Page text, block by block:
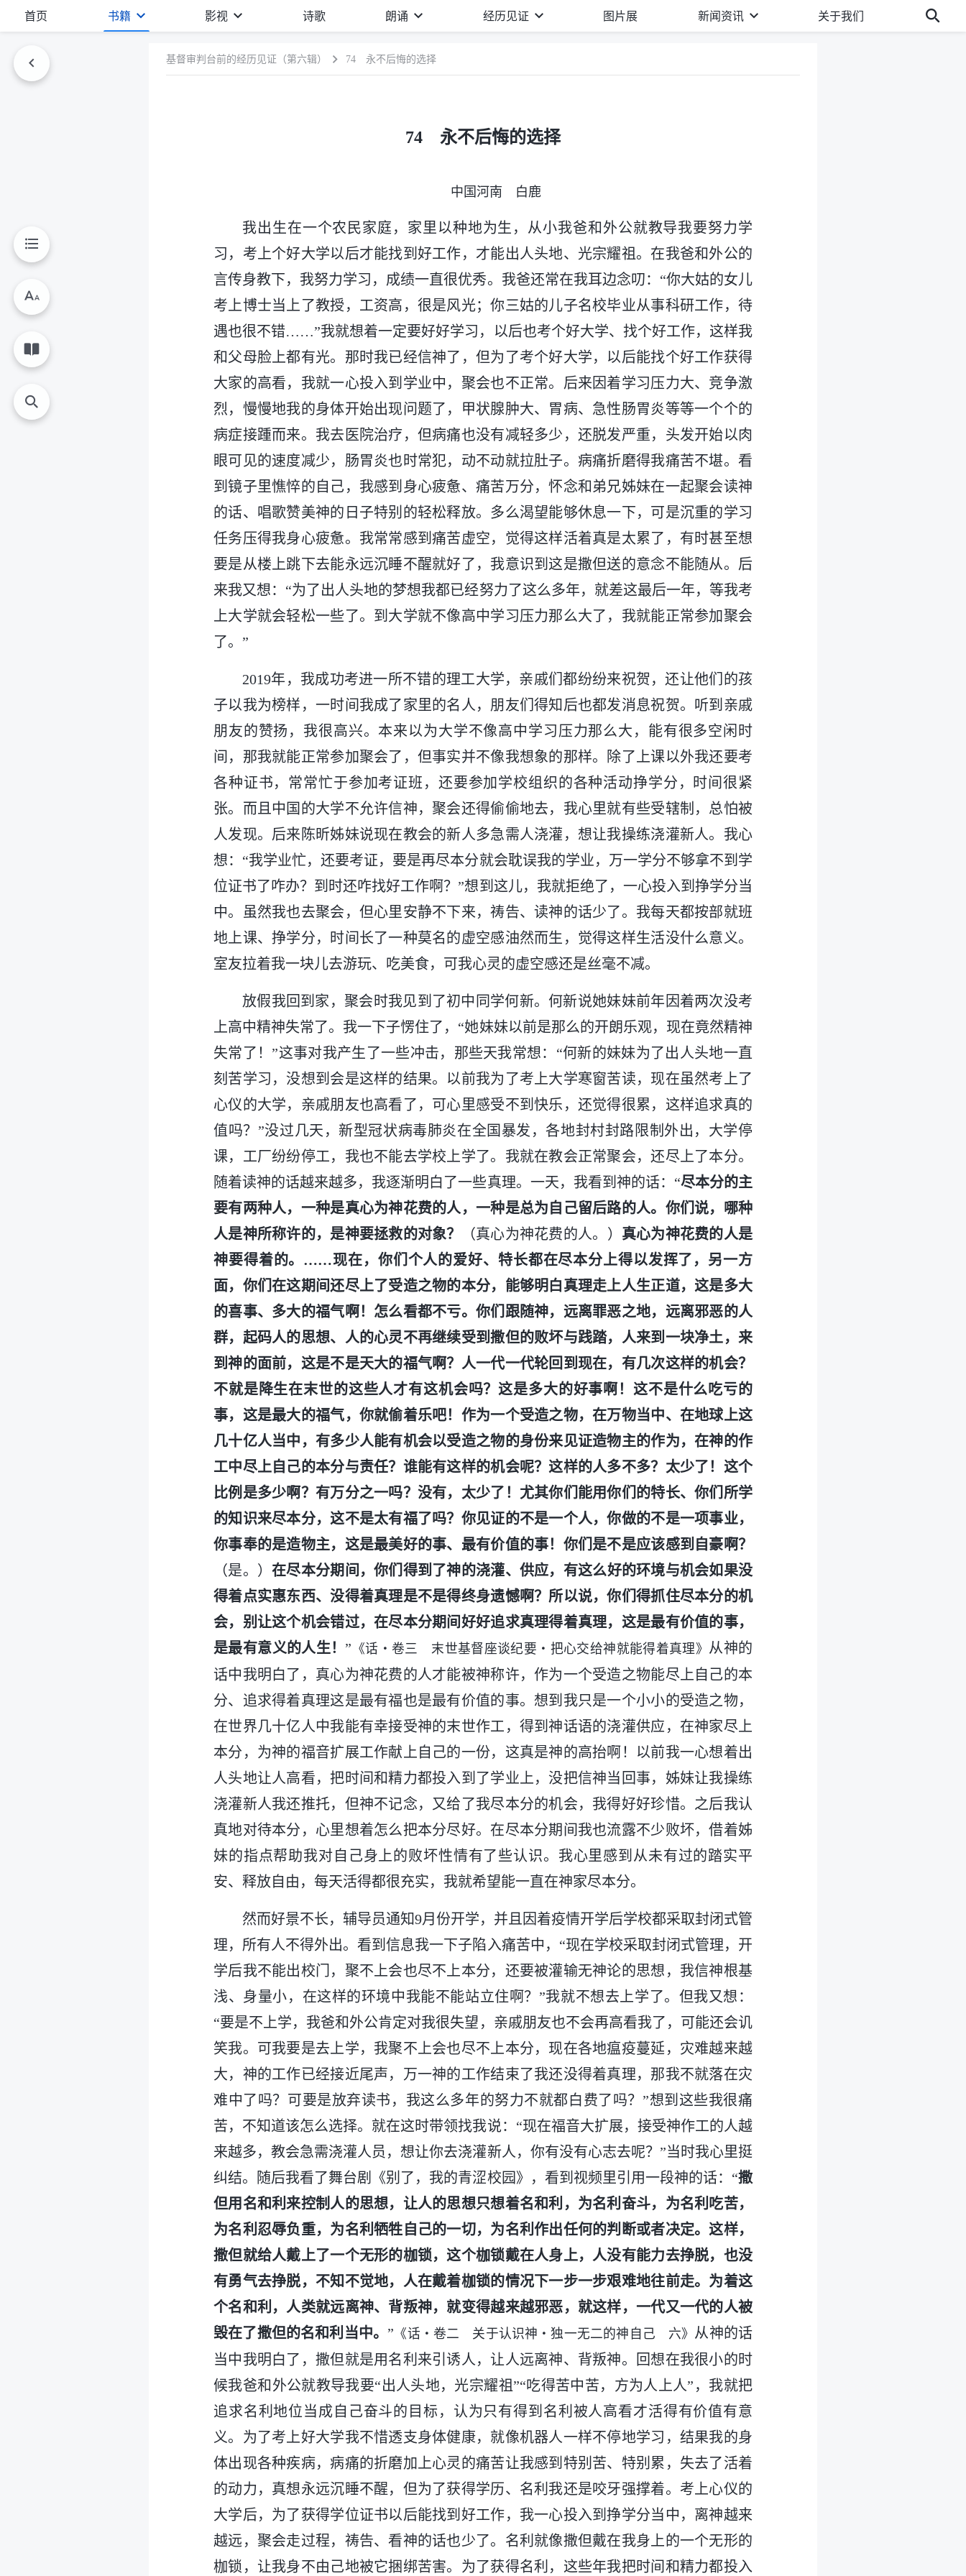
首页 书籍 影视 诗歌 朗诵 经历见证 图片展 新闻资讯 关于我们
基督审判台前的经历见证（第六辑） 74 永不后悔的选择
74 永不后悔的选择
中国河南 白鹿
我出生在一个农民家庭，家里以种地为生，从小我爸和外公就教导我要努力学
习，考上个好大学以后才能找到好工作，才能出人头地、光宗耀祖。在我爸和外公的
言传身教下，我努力学习，成绩一直很优秀。我爸还常在我耳边念叨：“你大姑的女儿
考上博士当上了教授，工资高，很是风光；你三姑的儿子名校毕业从事科研工作，待
遇也很不错……”我就想着一定要好好学习，以后也考个好大学、找个好工作，这样我
和父母脸上都有光。那时我已经信神了，但为了考个好大学，以后能找个好工作获得
大家的高看，我就一心投入到学业中，聚会也不正常。后来因着学习压力大、竞争激
烈，慢慢地我的身体开始出现问题了，甲状腺肿大、胃病、急性肠胃炎等等一个个的
病症接踵而来。我去医院治疗，但病痛也没有减轻多少，还脱发严重，头发开始以肉
眼可见的速度减少，肠胃炎也时常犯，动不动就拉肚子。病痛折磨得我痛苦不堪。看
到镜子里憔悴的自己，我感到身心疲惫、痛苦万分，怀念和弟兄姊妹在一起聚会读神
的话、唱歌赞美神的日子特别的轻松释放。多么渴望能够休息一下，可是沉重的学习
任务压得我身心疲惫。我常常感到痛苦虚空，觉得这样活着真是太累了，有时甚至想
要是从楼上跳下去能永远沉睡不醒就好了，我意识到这是撒但送的意念不能随从。后
来我又想：“为了出人头地的梦想我都已经努力了这么多年，就差这最后一年，等我考
上大学就会轻松一些了。到大学就不像高中学习压力那么大了，我就能正常参加聚会
了。”
2019年，我成功考进一所不错的理工大学，亲戚们都纷纷来祝贺，还让他们的孩
子以我为榜样，一时间我成了家里的名人，朋友们得知后也都发消息祝贺。听到亲戚
朋友的赞扬，我很高兴。本来以为大学不像高中学习压力那么大，能有很多空闲时
间，那我就能正常参加聚会了，但事实并不像我想象的那样。除了上课以外我还要考
各种证书，常常忙于参加考证班，还要参加学校组织的各种活动挣学分，时间很紧
张。而且中国的大学不允许信神，聚会还得偷偷地去，我心里就有些受辖制，总怕被
人发现。后来陈昕姊妹说现在教会的新人多急需人浇灌，想让我操练浇灌新人。我心
想：“我学业忙，还要考证，要是再尽本分就会耽误我的学业，万一学分不够拿不到学
位证书了咋办？到时还咋找好工作啊？”想到这儿，我就拒绝了，一心投入到挣学分当
中。虽然我也去聚会，但心里安静不下来，祷告、读神的话少了。我每天都按部就班
地上课、挣学分，时间长了一种莫名的虚空感油然而生，觉得这样生活没什么意义。
室友拉着我一块儿去游玩、吃美食，可我心灵的虚空感还是丝毫不减。
放假我回到家，聚会时我见到了初中同学何新。何新说她妹妹前年因着两次没考
上高中精神失常了。我一下子愣住了，“她妹妹以前是那么的开朗乐观，现在竟然精神
失常了！”这事对我产生了一些冲击，那些天我常想：“何新的妹妹为了出人头地一直
刻苦学习，没想到会是这样的结果。以前我为了考上大学寒窗苦读，现在虽然考上了
心仪的大学，亲戚朋友也高看了，可心里感受不到快乐，还觉得很累，这样追求真的
值吗？”没过几天，新型冠状病毒肺炎在全国暴发，各地封村封路限制外出，大学停
课，工厂纷纷停工，我也不能去学校上学了。我就在教会正常聚会，还尽上了本分。
随着读神的话越来越多，我逐渐明白了一些真理。一天，我看到神的话：“尽本分的主
要有两种人，一种是真心为神花费的人，一种是总为自己留后路的人。你们说，哪种
人是神所称许的，是神要拯救的对象？
（真心为神花费的人。） 真心为神花费的人是
神要得着的。……现在，你们个人的爱好、特长都在尽本分上得以发挥了，另一方
面，你们在这期间还尽上了受造之物的本分，能够明白真理走上人生正道，这是多大
的喜事、多大的福气啊！怎么看都不亏。你们跟随神，远离罪恶之地，远离邪恶的人
群，起码人的思想、人的心灵不再继续受到撒但的败坏与践踏，人来到一块净土，来
到神的面前，这是不是天大的福气啊？人一代一代轮回到现在，有几次这样的机会？
不就是降生在末世的这些人才有这机会吗？这是多大的好事啊！这不是什么吃亏的
事，这是最大的福气，你就偷着乐吧！作为一个受造之物，在万物当中、在地球上这
几十亿人当中，有多少人能有机会以受造之物的身份来见证造物主的作为，在神的作
工中尽上自己的本分与责任？谁能有这样的机会呢？这样的人多不多？太少了！这个
比例是多少啊？有万分之一吗？没有，太少了！尤其你们能用你们的特长、你们所学
的知识来尽本分，这不是太有福了吗？你见证的不是一个人，你做的不是一项事业，
你事奉的是造物主，这是最美好的事、最有价值的事！你们是不是应该感到自豪啊？
（是。）在尽本分期间，你们得到了神的浇灌、供应，有这么好的环境与机会如果没
得着点实惠东西、没得着真理是不是得终身遗憾啊？所以说，你们得抓住尽本分的机
会，别让这个机会错过，在尽本分期间好好追求真理得着真理，这是最有价值的事，
是最有意义的人生！” 《话・卷三 末世基督座谈纪要・把心交给神就能得着真理》 从神的
话中我明白了，真心为神花费的人才能被神称许，作为一个受造之物能尽上自己的本
分、追求得着真理这是最有福也是最有价值的事。想到我只是一个小小的受造之物，
在世界几十亿人中我能有幸接受神的末世作工，得到神话语的浇灌供应，在神家尽上
本分，为神的福音扩展工作献上自己的一份，这真是神的高抬啊！以前我一心想着出
人头地让人高看，把时间和精力都投入到了学业上，没把信神当回事，姊妹让我操练
浇灌新人我还推托，但神不记念，又给了我尽本分的机会，我得好好珍惜。之后我认
真地对待本分，心里想着怎么把本分尽好。在尽本分期间我也流露不少败坏，借着姊
妹的指点帮助我对自己身上的败坏性情有了些认识。我心里感到从未有过的踏实平
安、释放自由，每天活得都很充实，我就希望能一直在神家尽本分。
然而好景不长，辅导员通知9月份开学，并且因着疫情开学后学校都采取封闭式管
理，所有人不得外出。看到信息我一下子陷入痛苦中，“现在学校采取封闭式管理，开
学后我不能出校门，聚不上会也尽不上本分，还要被灌输无神论的思想，我信神根基
浅、身量小，在这样的环境中我能不能站立住啊？”我就不想去上学了。但我又想：
“要是不上学，我爸和外公肯定对我很失望，亲戚朋友也不会再高看我了，可能还会讥
笑我。可我要是去上学，我聚不上会也尽不上本分，现在各地瘟疫蔓延，灾难越来越
大，神的工作已经接近尾声，万一神的工作结束了我还没得着真理，那我不就落在灾
难中了吗？可要是放弃读书，我这么多年的努力不就都白费了吗？”想到这些我很痛
苦，不知道该怎么选择。就在这时带领找我说：“现在福音大扩展，接受神作工的人越
来越多，教会急需浇灌人员，想让你去浇灌新人，你有没有心志去呢？”当时我心里挺
纠结。随后我看了舞台剧《别了，我的青涩校园》，看到视频里引用一段神的话：“撒
但用名和利来控制人的思想，让人的思想只想着名和利，为名利奋斗，为名利吃苦，
为名利忍辱负重，为名利牺牲自己的一切，为名利作出任何的判断或者决定。这样，
撒但就给人戴上了一个无形的枷锁，这个枷锁戴在人身上，人没有能力去挣脱，也没
有勇气去挣脱，不知不觉地，人在戴着枷锁的情况下一步一步艰难地往前走。为着这
个名和利，人类就远离神、背叛神，就变得越来越邪恶，就这样，一代又一代的人被
毁在了撒但的名和利当中。” 《话・卷二 关于认识神・独一无二的神自己 六》 从神的话
当中我明白了，撒但就是用名利来引诱人，让人远离神、背叛神。回想在我很小的时
候我爸和外公就教导我要“出人头地，光宗耀祖”“吃得苦中苦，方为人上人”，我就把
追求名利地位当成自己奋斗的目标，认为只有得到名利被人高看才活得有价值有意
义。为了考上好大学我不惜透支身体健康，就像机器人一样不停地学习，结果我的身
体出现各种疾病，病痛的折磨加上心灵的痛苦让我感到特别苦、特别累，失去了活着
的动力，真想永远沉睡不醒，但为了获得学历、名利我还是咬牙强撑着。考上心仪的
大学后，为了获得学位证书以后能找到好工作，我一心投入到挣学分当中，离神越来
越远，聚会走过程，祷告、看神的话也少了。名利就像撒但戴在我身上的一个无形的
枷锁，让我身不由己地被它捆绑苦害。为了获得名利，这些年我把时间和精力都投入